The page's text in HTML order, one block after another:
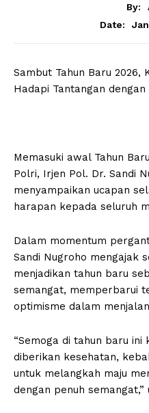
By:
Date:
Sambut Tahun Baru 2026,
Hadapi Tantangan
Memasuki awal Tahun
Polri, Irjen Pol. Dr. Sandi
menyampaikan ucapan
harapan kepada seluruh
Dalam momentum
Sandi Nugroho mengajak
menjadikan tahun baru
semangat, memperbarui
optimisme dalam
“Semoga di tahun baru ini
diberikan kesehatan,
untuk melangkah maju
dengan penuh semangat,”